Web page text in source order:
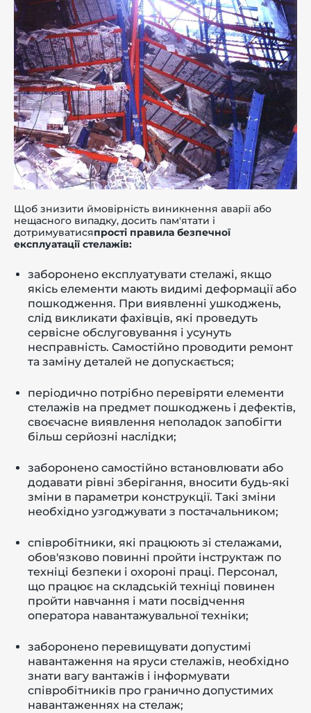
Щоб знизити ймовірність виникнення аварії або
нещасного випадку, досить пам'ятати і
дотримуватисяпрості правила безпечної
експлуатації стелажів:
заборонено експлуатувати стелажі, якщо
якісь елементи мають видимі деформації або
пошкодження. При виявленні ушкоджень,
слід викликати фахівців, які проведуть
сервісне обслуговування і усунуть
несправність. Самостійно проводити ремонт
та заміну деталей не допускається;
періодично потрібно перевіряти елементи
стелажів на предмет пошкоджень і дефектів,
своєчасне виявлення неполадок запобігти
більш серйозні наслідки;
заборонено самостійно встановлювати або
додавати рівні зберігання, вносити будь-які
зміни в параметри конструкції. Такі зміни
необхідно узгоджувати з постачальником;
співробітники, які працюють зі стелажами,
обов'язково повинні пройти інструктаж по
техніці безпеки і охороні праці. Персонал,
що працює на складській техніці повинен
пройти навчання і мати посвідчення
оператора навантажувальної техніки;
заборонено перевищувати допустимі
навантаження на яруси стелажів, необхідно
знати вагу вантажів і інформувати
співробітників про гранично допустимих
навантаженнях на стелаж;